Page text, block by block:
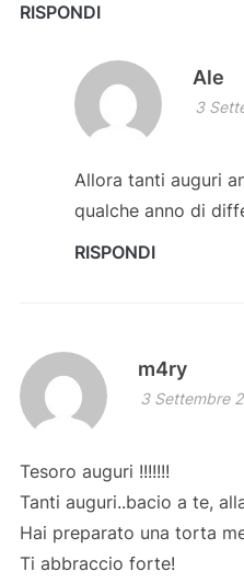
RISPONDI
Ale
3
Allora tanti auguri
qualche anno di
RISPONDI
m4ry
3 Settembre
Tesoro auguri !!!!!!!
Tanti auguri..bacio a te,
Hai preparato una torta
Ti abbraccio forte!